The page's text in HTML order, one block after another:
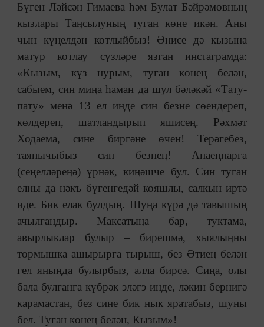
Бүген Ләйсән Гимаева һәм Булат Бәйрәмовның
кызлары Таңсылуның туган көне икән. Аны
чын күңелдән котлыйбыз! Әнисе дә кызына
матур котлау сүзләре язган инстаграмда:
«Кызым, күз нурым, туган көнең белән,
сабыем, син миңа һаман да шул бәләкәй «Тату-
пату» менә 13 ел инде син безне сөендереп,
көлдереп, шатландырып яшисең. Рәхмәт
Ходаема, сине биргәне өчен! Терәгебез,
таянычыбыз син безнең! Апаеңнарга
(сеңелләреңә) үрнәк, киңәшче бул. Син туган
елны да нәкъ бүгенгедәй кояшлы, салкын иртә
иде. Бик елак булдың. Шуңа күрә дә тавышың
ачылгандыр. Максатыңа бар, туктама,
авырлыклар булыр ‒ бирешмә, хыялыңны
тормышка ашырырга тырыш, без Әтиең белән
гел яныңда булырбыз, алла бирсә. Сиңа, олы
бала булганга күбрәк эләгэ инде, ләкин бернигә
карамастан, без сине бик нык яратабыз, шуны
бел. Туган көнең белән, Кызым»!